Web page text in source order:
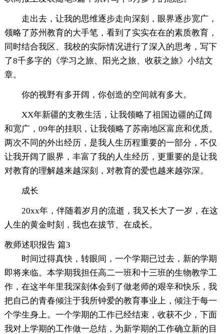
走出去，让我的思维逐步走向深刻，眼界逐步宽广，
领略了苏州教育的大手笔，看到了实实在在的素质教育，
同时结合我区、我校的实际情况进行了深入的思考，写下
了8千多字的《学习之旅、阳光之旅、收获之旅》小结文
章。
你的视野有多开阔，你创造的空间就有多大。
XX年新疆的支教生活，让我领略了祖国边疆的辽阔
和宽广，09年的挂职，让我领略了苏南地区富庶和优质。
两次不同的外出经历，是我人生历程重要的一部分，不仅
让我开阔了眼界，丰富了我的人生经历，更重要的是让我
对教育的理解越来越深刻，对教育的爱也越来越弥深。
成长
20xx年，伴随着岁月的流逝，我又长大了一岁，在这
人生的黄金时刻，我也在拔节、在成长。
教师述职报告 篇3
时间过得真快，转眼间，一个学期已过去，新的学期
即将来临。本学期我担任高二一班和十三班的生物教学工
作，在这半年里我深刻体会到了做老师的艰辛和快乐，我
把自己的青春倾注于我所钟爱的教育事业上，倾注于每一
个学生身上。一个学期的工作已经结束，收获不少，下面
我对上学期的工作做一总结，为新学期的工作确立新的目